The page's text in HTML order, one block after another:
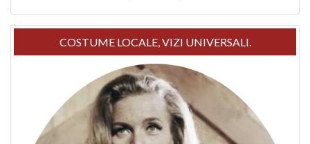
COSTUME LOCALE, VIZI UNIVERSALI.